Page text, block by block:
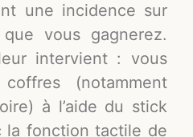
une incidence sur
vous gagnerez.
intervient : vous
(notamment
à l’aide du stick
la fonction tactile de